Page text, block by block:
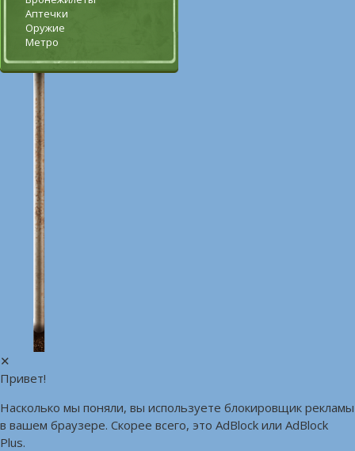
Аптечки
Оружие
Метро
✕
Привет!
Насколько мы поняли, вы используете блокировщик рекламы
в вашем браузере. Скорее всего, это AdBlock или AdBlock
Plus.